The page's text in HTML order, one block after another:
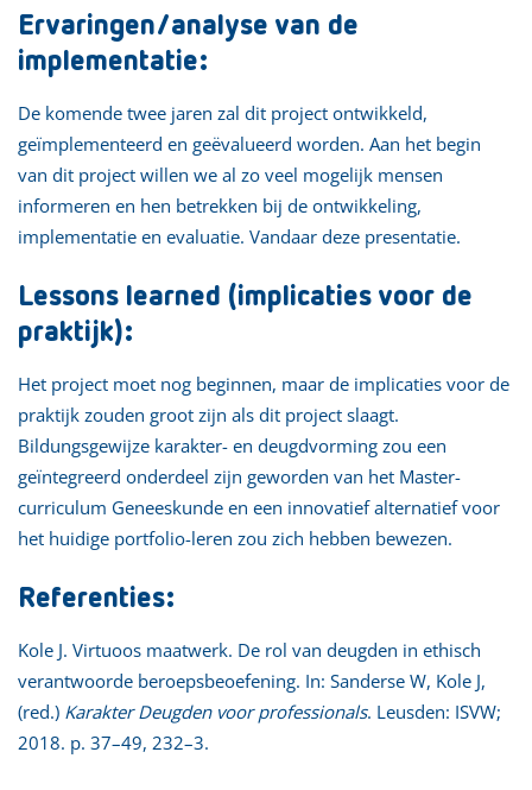
Ervaringen/analyse van de
implementatie:
De komende twee jaren zal dit project ontwikkeld,
geïmplementeerd en geëvalueerd worden. Aan het begin
van dit project willen we al zo veel mogelijk mensen
informeren en hen betrekken bij de ontwikkeling,
implementatie en evaluatie. Vandaar deze presentatie.
Lessons learned (implicaties voor de
praktijk):
Het project moet nog beginnen, maar de implicaties voor de
praktijk zouden groot zijn als dit project slaagt.
Bildungsgewijze karakter- en deugdvorming zou een
geïntegreerd onderdeel zijn geworden van het Master-
curriculum Geneeskunde en een innovatief alternatief voor
het huidige portfolio-leren zou zich hebben bewezen.
Referenties:
Kole J. Virtuoos maatwerk. De rol van deugden in ethisch
verantwoorde beroepsbeoefening. In: Sanderse W, Kole J,
(red.) Karakter Deugden voor professionals. Leusden: ISVW;
2018. p. 37–49, 232–3.